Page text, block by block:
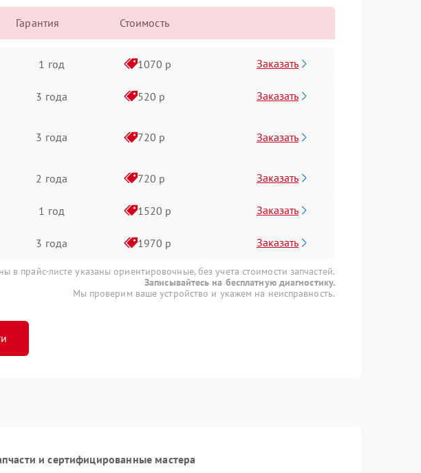
Гарантия Стоимость
1 год 1070 р Заказать
3 года 520 р Заказать
3 года 720 р Заказать
2 года 720 р Заказать
1 год 1520 р Заказать
3 года 1970 р Заказать
в прайс-листе указаны ориентировочные, без учета стоимости запчастей.
Записывайтесь на бесплатную диагностику.
Мы проверим ваше устройство и укажем на неисправность.
и сертифицированные мастера